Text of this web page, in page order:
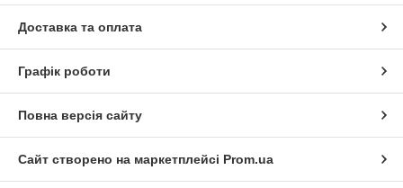
Доставка та оплата
Графік роботи
Повна версія сайту
Сайт створено на маркетплейсі Prom.ua